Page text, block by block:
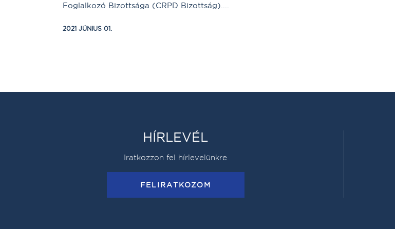
Foglalkozó Bizottsága (CRPD Bizottság)....
2021 JÚNIUS 01.
HÍRLEVÉL
Iratkozzon fel hírlevelünkre
FELIRATKOZOM